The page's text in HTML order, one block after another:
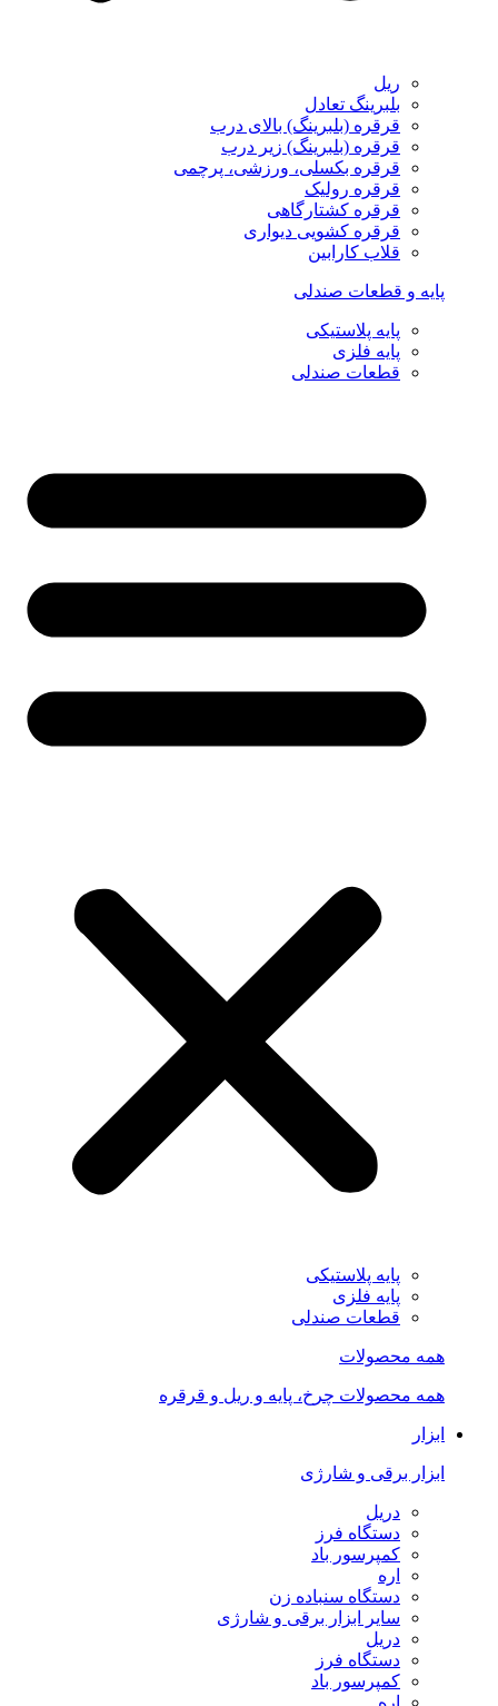
ریل
بلبرینگ تعادل
قرقره (بلبرینگ) بالای درب
قرقره (بلبرینگ) زیر درب
قرقره بکسلی، ورزشی، پرچمی
قرقره رولیک
قرقره کشتارگاهی
قرقره کشویی دیواری
قلاب کارابین
پایه و قطعات صندلی
پایه پلاستیکی
پایه فلزی
قطعات صندلی
پایه پلاستیکی
پایه فلزی
قطعات صندلی
همه محصولات
همه محصولات چرخ، پایه و ریل و قرقره
ابزار
ابزار برقی و شارژی
دریل
دستگاه فرز
کمپرسور باد
اره
دستگاه سنباده زن
سایر ابزار برقی و شارژی
دریل
دستگاه فرز
کمپرسور باد
اره